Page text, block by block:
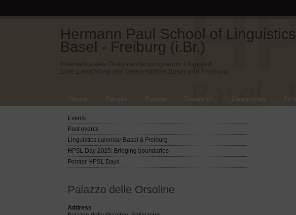
Hermann Paul School of Linguistics
Basel - Freiburg (i.Br.)
Events
Past events
Linguistics calendar Basel & Freiburg
HPSL Day 2025: Bridging boundaries
Former HPSL Days
Palazzo delle Orsoline
Address